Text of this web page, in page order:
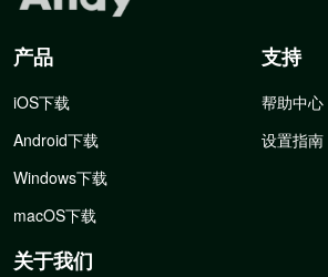
产品
iOS下载
Android下载
Windows下载
macOS下载
支持
帮助中心
设置指南
关于我们